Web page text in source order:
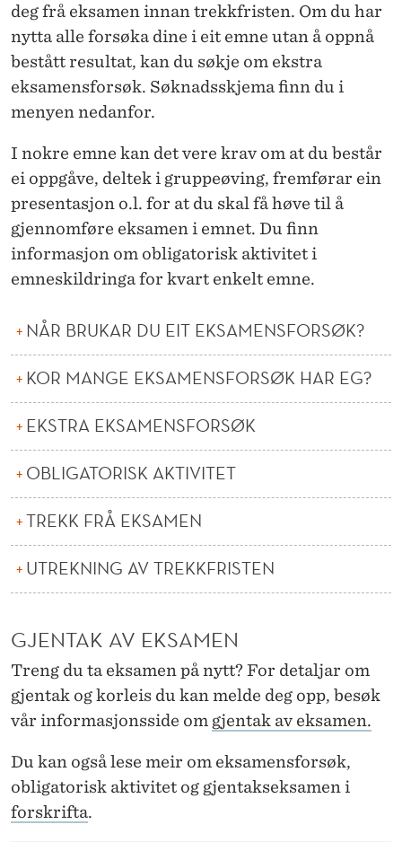
O
B
L
G
A
T
O
R
S
A
K
T
E
T
O
G
T
R
deg frå eksamen innan trekkfristen. Om du har
nytta alle forsøka dine i eit emne utan å oppnå
bestått resultat, kan du søkje om ekstra
eksamensforsøk. Søknadsskjema finn du i
menyen nedanfor.
I nokre emne kan det vere krav om at du består
ei oppgåve, deltek i gruppeøving, fremførar ein
presentasjon o.l. for at du skal få høve til å
gjennomføre eksamen i emnet. Du finn
informasjon om obligatorisk aktivitet i
emneskildringa for kvart enkelt emne.
NÅR BRUKAR DU EIT EKSAMENSFORSØK?
KOR MANGE EKSAMENSFORSØK HAR EG?
EKSTRA EKSAMENSFORSØK
OBLIGATORISK AKTIVITET
TREKK FRÅ EKSAMEN
UTREKNING AV TREKKFRISTEN
GJENTAK AV EKSAMEN
Treng du ta eksamen på nytt? For detaljar om
gjentak og korleis du kan melde deg opp, besøk
vår informasjonsside om gjentak av eksamen.
Du kan også lese meir om eksamensforsøk,
obligatorisk aktivitet og gjentakseksamen i
forskrifta.